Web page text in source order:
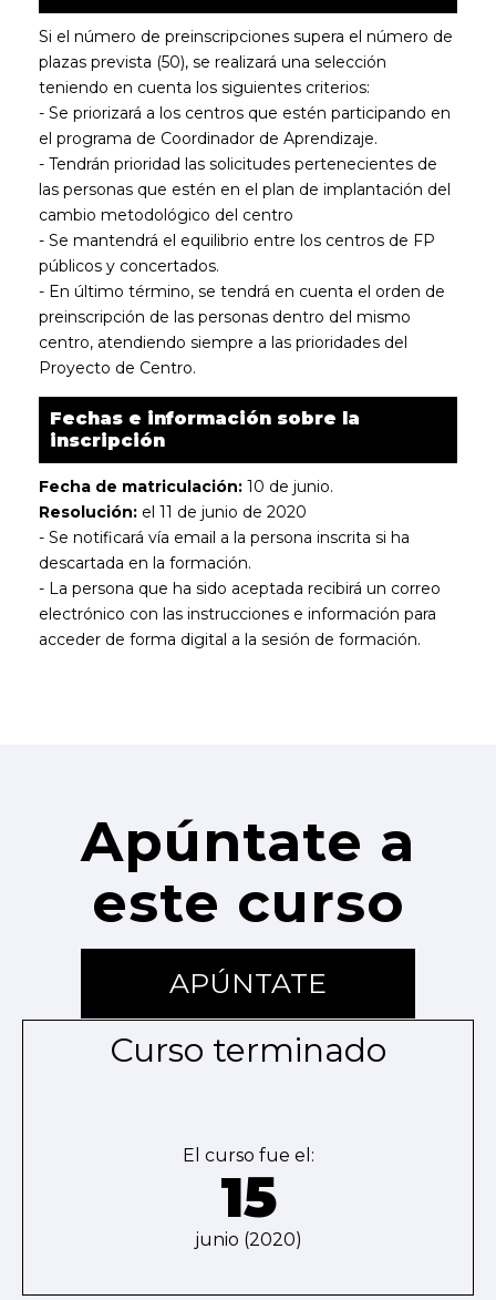
Si el número de preinscripciones supera el número de
plazas prevista (50), se realizará una selección
teniendo en cuenta los siguientes criterios:
- Se priorizará a los centros que estén participando en
el programa de Coordinador de Aprendizaje.
- Tendrán prioridad las solicitudes pertenecientes de
las personas que estén en el plan de implantación del
cambio metodológico del centro
- Se mantendrá el equilibrio entre los centros de FP
públicos y concertados.
- En último término, se tendrá en cuenta el orden de
preinscripción de las personas dentro del mismo
centro, atendiendo siempre a las prioridades del
Proyecto de Centro.
Fechas e información sobre la
inscripción
Fecha de matriculación: 10 de junio.
Resolución: el 11 de junio de 2020
- Se notificará vía email a la persona inscrita si ha
descartada en la formación.
- La persona que ha sido aceptada recibirá un correo
electrónico con las instrucciones e información para
acceder de forma digital a la sesión de formación.
Apúntate a
este curso
APÚNTATE
Curso terminado
El curso fue el:
15
junio (2020)